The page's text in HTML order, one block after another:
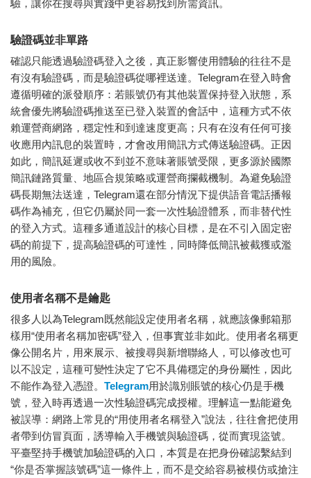
驗，讓你在搜尋與實踐中更容易找到所需資訊。
驗證碼並非單路
確認只能透過驗證碼登入之後，真正影響使用體驗的往往不是
有沒有驗證碼，而是驗證碼從哪裡送達。Telegram在登入時會
遵循明確的派發順序：若賬號仍有其他裝置保持登入狀態，系
統會優先將驗證碼推送至已登入裝置的會話中，這種方式不依
賴運營商網路，穩定性和到達速度更高；只有在沒有任何可接
收應用內訊息的裝置時，才會改用簡訊方式傳送驗證碼。正因
如此，簡訊延遲或收不到並不意味著賬號受限，更多源於國際
簡訊鏈路質量、地區合規策略或運營商攔截機制。為避免驗證
碼長期無法送達，Telegram還在部分情況下提供語音電話播報
碼作為補充，但它仍屬於同一套一次性驗證體系，而非替代性
的登入方式。這種多通道設計的核心目標，是在不引入固定密
碼的前提下，提高驗證碼的可達性，同時降低簡訊被截獲或濫
用的風險。
使用者名稱不是鑰匙
很多人以為Telegram既然能設定使用者名稱，就應該像郵箱那
樣用“使用者名稱加密碼”登入，但事實並非如此。使用者名稱更
像公開名片，用來展示、被搜尋與新增聯絡人，可以修改也可
以不設定，這種可變性決定了它不具備穩定的身份屬性，因此
不能作為登入憑證。 Telegram用於識別賬號的核心仍是手機
號，登入時再透過一次性驗證碼完成授權。理解這一點能避免
被誤導：網路上常見的“用使用者名稱登入”說法，往往會把使用
者帶到仿冒頁面，誘導輸入手機號與驗證碼，從而實現盜號。
平臺堅持手機號加驗證碼的入口，本質是在把身份確認繫結到
“你是否掌握該號碼”這一條件上，而不是交給容易被模仿或搶注